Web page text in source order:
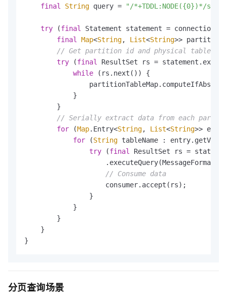
final
String query = "/*+TDDL:NODE({0})*/
try (final Statement statement =
final Map<String, List<String>>
// Get partition id and physical table
try (final ResultSet rs =
while (rs.next()) {
            }
        }
// Serially extract data from each
for (Map.Entry<String, List<String>>
for (String tableName :
try (final ResultSet rs =
// Consume data
                    consumer.accept(rs);
                }
            }
        }
    }
}
分页查询场景